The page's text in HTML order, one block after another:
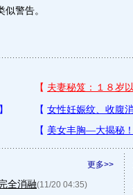
警告。
更多>>
全消融(11/20 04:35)